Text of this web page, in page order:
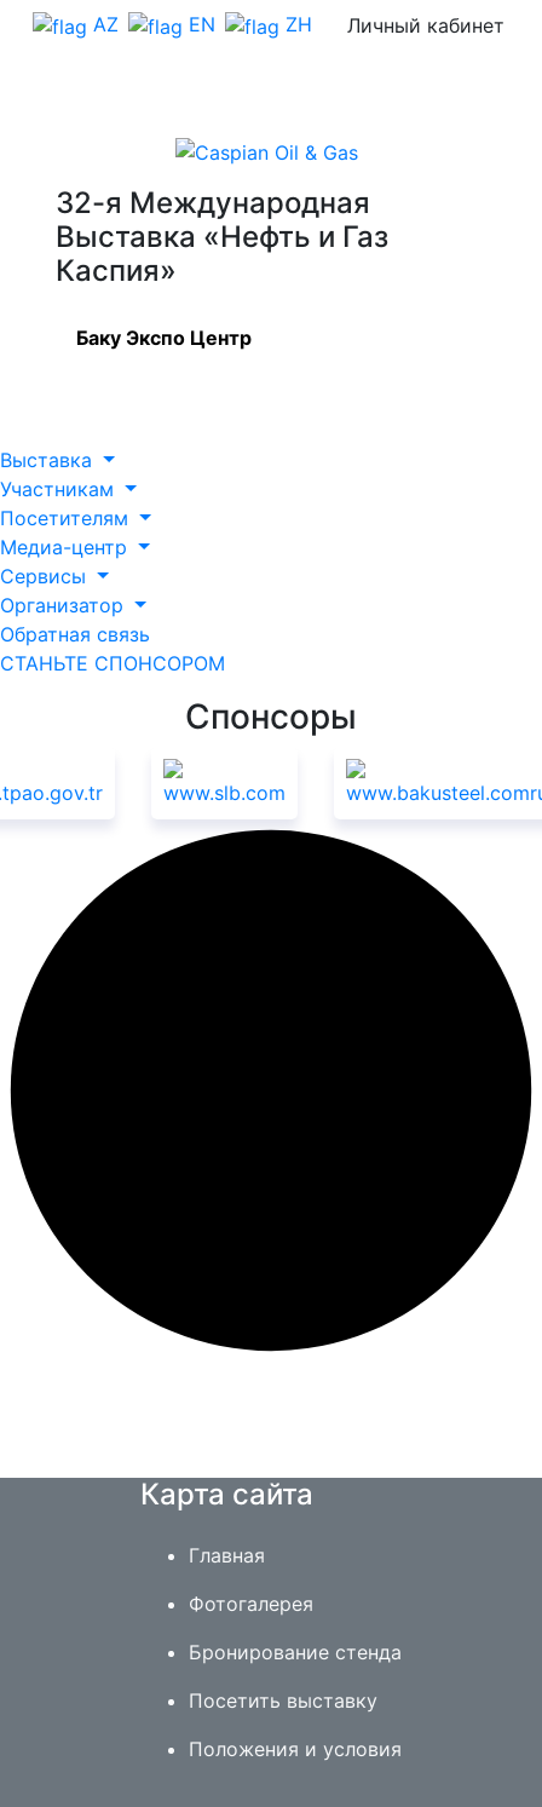
AZ EN ZH Личный кабинет
32-я Международная
Выставка «Нефть и Газ
Каспия»
Баку Экспо Центр
Выставка
Участникам
Посетителям
Медиа-центр
Сервисы
Организатор
Обратная связь
СТАНЬТЕ СПОНСОРОМ
Спонсоры
Карта сайта
Главная
Фотогалерея
Бронирование стенда
Посетить выставку
Положения и условия